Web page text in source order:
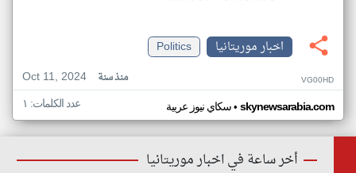
اخبار موريتانيا
Politics
Oct 11, 2024
منذ سنة VG00HD
سكاي نيوز عربية• skynewsarabia.com عدد الكلمات: ١
أخر ساعة في اخبار موريتانيا